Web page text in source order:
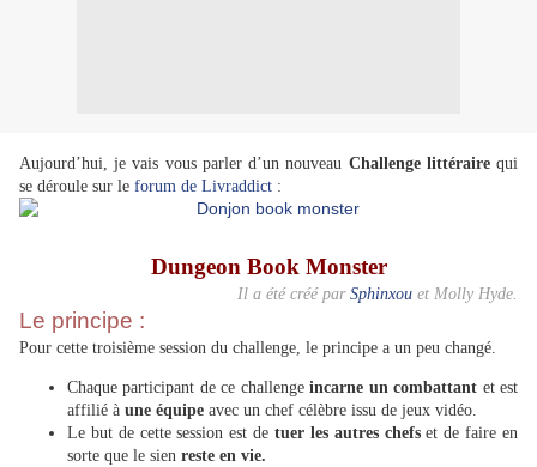
Aujourd’hui, je vais vous parler d’un nouveau Challenge littérairequi
se déroule sur le forum de Livraddict :
Dungeon Book Monster
Il a été créé par Sphinxou et Molly Hyde.
Le principe :
Pour cette troisième session du challenge, le principe a un peu changé.
Chaque participant de ce challengeincarne un combattant et est
affilié à une équipe avec un chef célèbre issu de jeux vidéo.
Le but de cette session est de tuer les autres chefset de faire en
sorte que le sien reste en vie.